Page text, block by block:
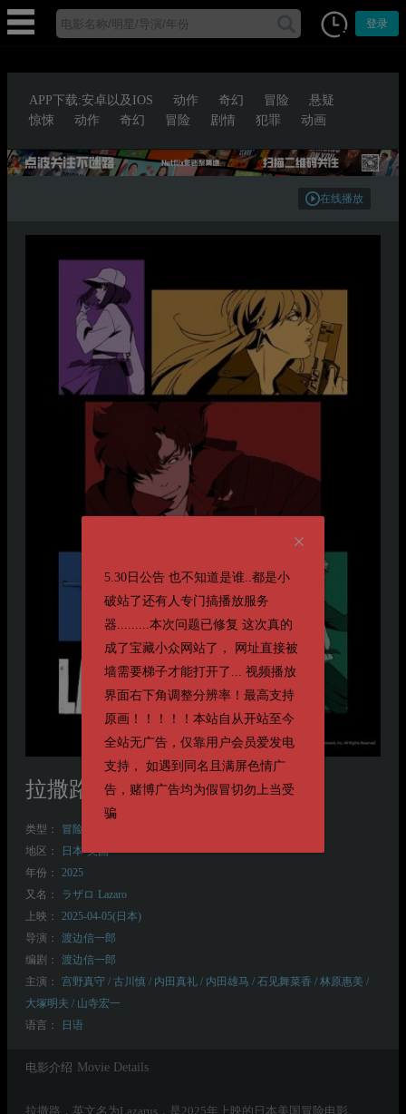
登录
5.30日公告 也不知道是谁..都是小
破站了还有人专门搞播放服务
器.........本次问题已修复 这次真的
成了宝藏小众网站了， 网址直接被
墙需要梯子才能打开了... 视频播放
界面右下角调整分辨率！最高支持
原画！！！！！本站自从开站至今
全站无广告，仅靠用户会员爱发电
支持， 如遇到同名且满屏色情广
告，赌博广告均为假冒切勿上当受
骗
APP下载:安卓以及IOS 动作 奇幻 冒险
悬疑
惊悚
动作 奇幻 冒险 剧情 犯罪 动画
在线播放
拉撒路 Lazarus
类型： 冒险
地区：
日本 美国
年份：
2025
又名：
ラザロ Lazaro
上映：
2025-04-05(日本)
导演：
渡边信一郎
编剧：
渡边信一郎
主演：
宫野真守 / 古川慎 / 内田真礼 / 内田雄马 / 石见舞菜香 / 林原惠美 /
大塚明夫 / 山寺宏一
语言：
日语
电影介绍 Movie Details
拉撒路，英文名为Lazarus，是2025年上映的日本美国冒险电影。